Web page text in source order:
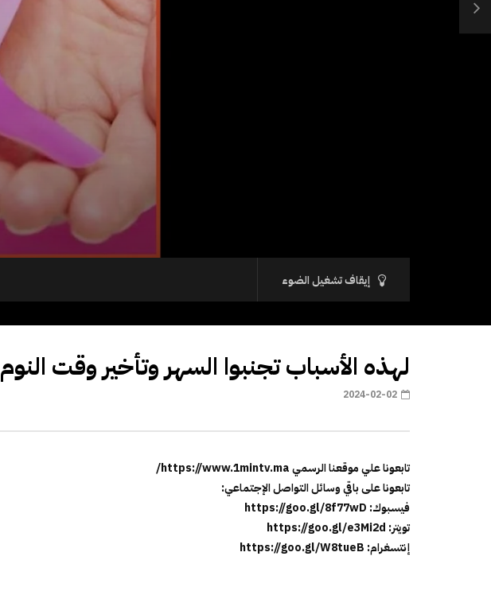
إيقاف تشغيل الضوء
لهذه الأسباب تجنبوا السهر وتأخير وقت النوم
2024-02-02
تابعونا علي موقعنا الرسمي https://www.1mintv.ma/
تابعونا على باقي وسائل التواصل الإجتماعي:
فيسبوك: https://goo.gl/8f77wD
تويتر: https://goo.gl/e3Mi2d
إنتسغرام: https://goo.gl/W8tueB